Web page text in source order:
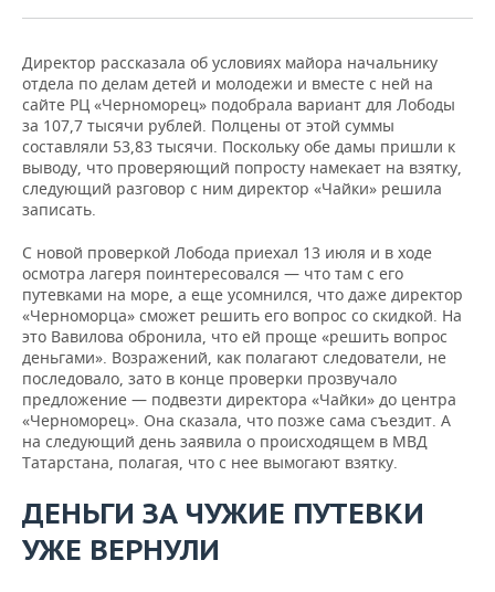
Директор рассказала об условиях майора начальнику
отдела по делам детей и молодежи и вместе с ней на
сайте РЦ «Черноморец» подобрала вариант для Лободы
за 107,7 тысячи рублей. Полцены от этой суммы
составляли 53,83 тысячи. Поскольку обе дамы пришли к
выводу, что проверяющий попросту намекает на взятку,
следующий разговор с ним директор «Чайки» решила
записать.
С новой проверкой Лобода приехал 13 июля и в ходе
осмотра лагеря поинтересовался — что там с его
путевками на море, а еще усомнился, что даже директор
«Черноморца» сможет решить его вопрос со скидкой. На
это Вавилова обронила, что ей проще «решить вопрос
деньгами». Возражений, как полагают следователи, не
последовало, зато в конце проверки прозвучало
предложение — подвезти директора «Чайки» до центра
«Черноморец». Она сказала, что позже сама съездит. А
на следующий день заявила о происходящем в МВД
Татарстана, полагая, что с нее вымогают взятку.
ДЕНЬГИ ЗА ЧУЖИЕ ПУТЕВКИ
УЖЕ ВЕРНУЛИ